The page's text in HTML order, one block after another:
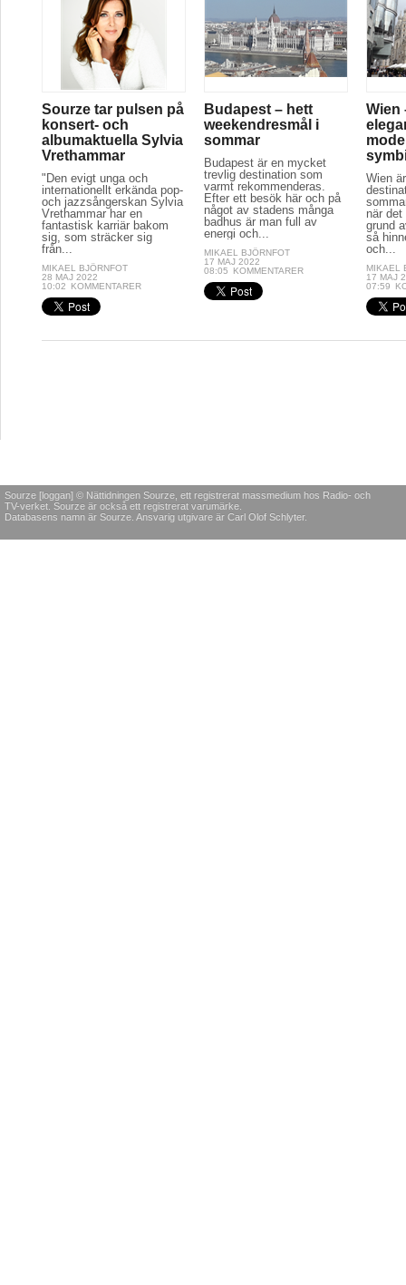
Sourze tar pulsen på
konsert- och
albumaktuella Sylvia
Vrethammar
"Den evigt unga och
internationellt erkända pop-
och jazzsångerskan Sylvia
Vrethammar har en
fantastisk karriär bakom
sig, som sträcker sig
från...
MIKAEL BJÖRNFOT
28 MAJ 2022
10:02
KOMMENTARER
Budapest – hett
weekendresmål i
sommar
Budapest är en mycket
trevlig destination som
varmt rekommenderas.
Efter ett besök här och på
något av stadens många
badhus är man full av
energi och...
MIKAEL BJÖRNFOT
17 MAJ 2022
08:05
KOMMENTARER
Wien
Wien
när det
grund
så
och...
MIKAEL
17 MAJ
07:59
Sourze [loggan] © Nättidningen Sourze, ett registrerat massmedium hos Radio- och
TV-verket. Sourze är också ett registrerat varumärke.
Databasens namn är Sourze. Ansvarig utgivare är Carl Olof Schlyter.